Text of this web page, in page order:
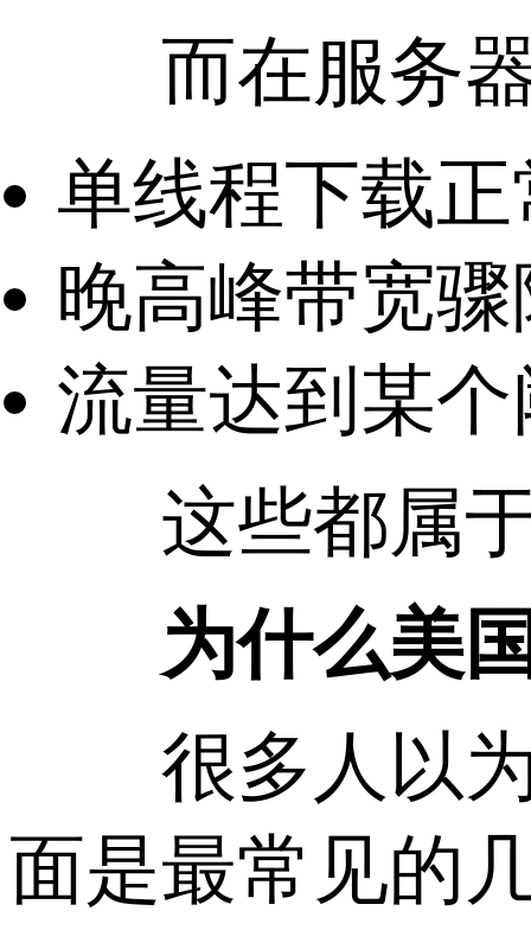
而在服务器
单线程下载
晚高峰带宽骤
流量达到某
这些都属于
为什么美国
很多人以为
面是最常见的